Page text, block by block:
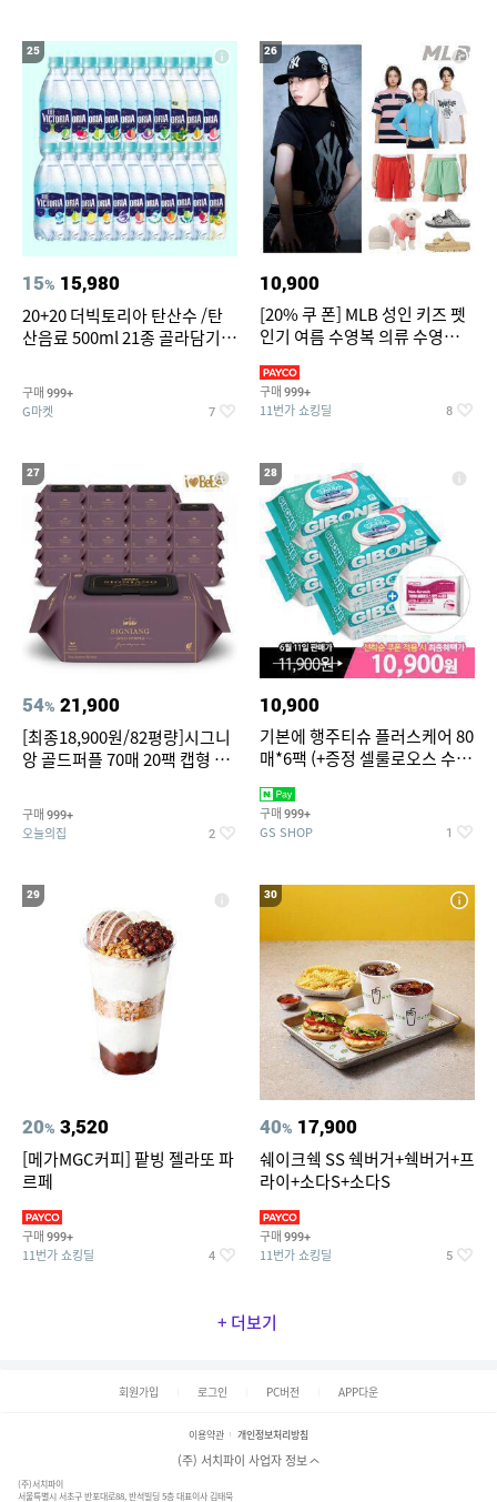
25
15% 15,980
20+20 더빅토리아 탄산수 /탄
산음료 500ml 21종 골라담기
구매 999+
G마켓 7
26
10,900
[20% 쿠 폰] MLB 성인 키즈 펫
인기 여름 수영복 의류 수영복
구매 999+
11번가 쇼킹딜 8
27
54% 21,900
[최종18,900원/82평량]시그니
앙 골드퍼플 70매 20팩 캡형 아
구매 999+
오늘의집 2
28
10,900
기본에 행주티슈 플러스케어 80
매*6팩 (+증정 셀룰로오스 수세
구매 999+
GS SHOP 1
29
20% 3,520
[메가MGC커피] 팥빙 젤라또 파
르페
구매 999+
11번가 쇼킹딜 4
30
40% 17,900
쉐이크쉑 SS 쉑버거+쉑버거+프
라이+소다S+소다S
구매 999+
11번가 쇼킹딜 5
+ 더보기
회원가입 로그인 PC버전 APP다운
이용약관 개인정보처리방침
(주) 서치파이 사업자 정보
(주)서치파이
서울특별시 서초구 반포대로88, 반석빌딩 5층 대표이사 김태묵